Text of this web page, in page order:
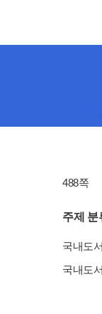
488쪽
주제 분
국내도
국내도